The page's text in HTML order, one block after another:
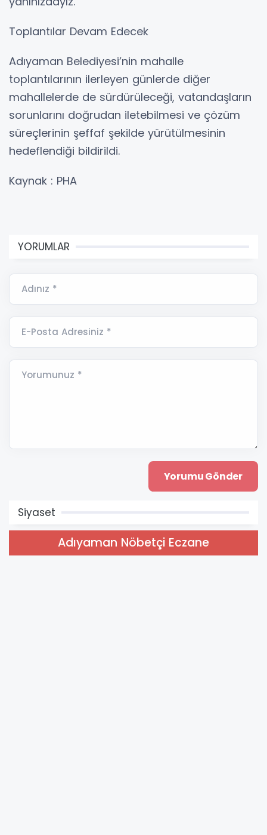
Toplantılar Devam Edecek
Adıyaman Belediyesi’nin mahalle
toplantılarının ilerleyen günlerde diğer
mahallelerde de sürdürüleceği, vatandaşların
sorunlarını doğrudan iletebilmesi ve çözüm
süreçlerinin şeffaf şekilde yürütülmesinin
hedeflendiği bildirildi.
Kaynak : PHA
YORUMLAR
Adınız *
E-Posta Adresiniz *
Yorumunuz *
Siyaset
Adıyaman Nöbetçi Eczane